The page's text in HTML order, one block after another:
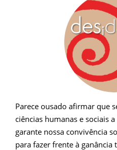
Parece ousado afirmar que
ciências humanas e sociais
garante nossa convivência
para fazer frente à ganância